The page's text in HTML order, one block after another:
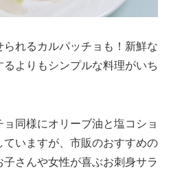
れるカルパッチョも！新鮮な
よりもシンプルな料理がいち
同様にオリーブ油と塩コショ
いますが、市販のおすすめの
子さんや女性が喜ぶお刺身サラ